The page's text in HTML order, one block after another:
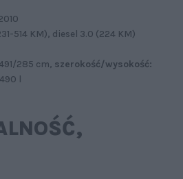
514 KM), diesel 3.0 (224 KM)
285 cm, szerokość/wysokość:
490 l